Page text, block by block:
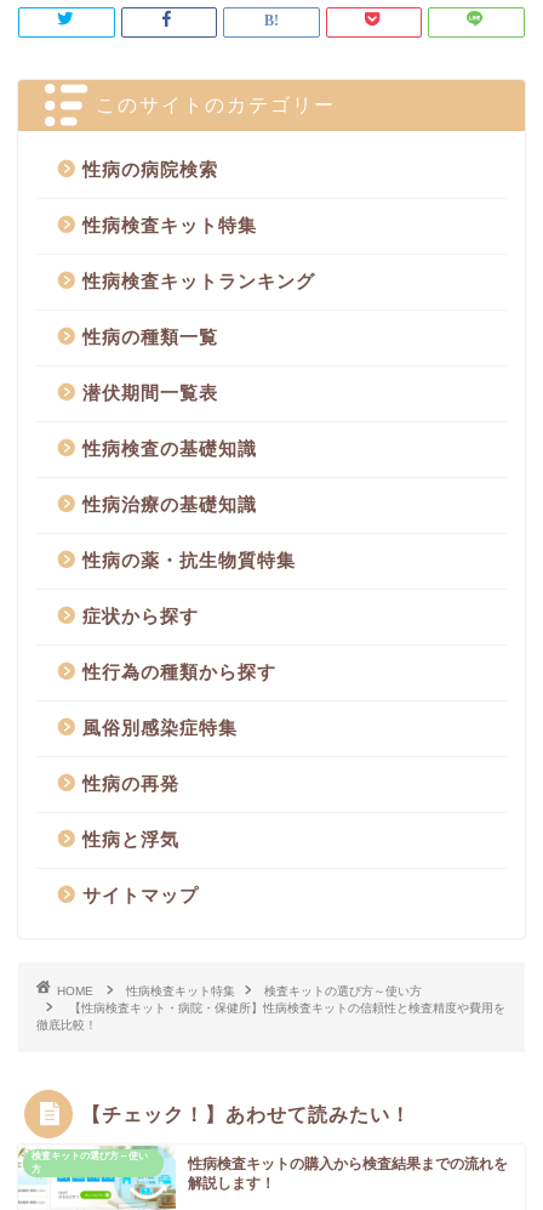
このサイトのカテゴリー
性病の病院検索
性病検査キット特集
性病検査キットランキング
性病の種類一覧
潜伏期間一覧表
性病検査の基礎知識
性病治療の基礎知識
性病の薬・抗生物質特集
症状から探す
性行為の種類から探す
風俗別感染症特集
性病の再発
性病と浮気
サイトマップ
HOME 性病検査キット特集
検査キットの選び方～使い方
【性病検査キット・病院・保健所】性病検査キットの信頼性と検査精度や費用を
徹底比較！
【チェック！】あわせて読みたい！
検査キットの選び方～使い
方
性病検査キットの購入から検査結果までの流れを
解説します！